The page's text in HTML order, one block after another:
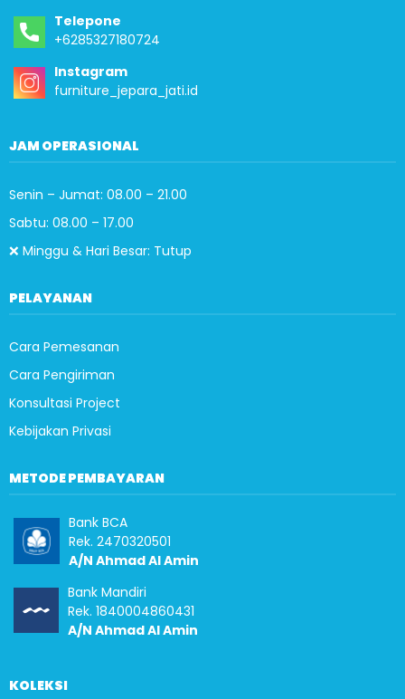
Telepone
+6285327180724
Instagram
furniture_jepara_jati.id
JAM OPERASIONAL
Senin – Jumat: 08.00 – 21.00
Sabtu: 08.00 – 17.00
❌ Minggu & Hari Besar: Tutup
PELAYANAN
Cara Pemesanan
Cara Pengiriman
Konsultasi Project
Kebijakan Privasi
METODE PEMBAYARAN
Bank BCA
Rek. 2470320501
A/N Ahmad Al Amin
Bank Mandiri
Rek. 1840004860431
A/N Ahmad Al Amin
KOLEKSI